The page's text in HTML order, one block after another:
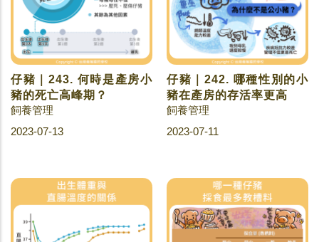
仔豬｜243. 何時是產房小
豬的死亡高峰期？
飼養管理
2023-07-13
仔豬｜242. 哪種性別的小
豬在產房的存活率更高
飼養管理
2023-07-11